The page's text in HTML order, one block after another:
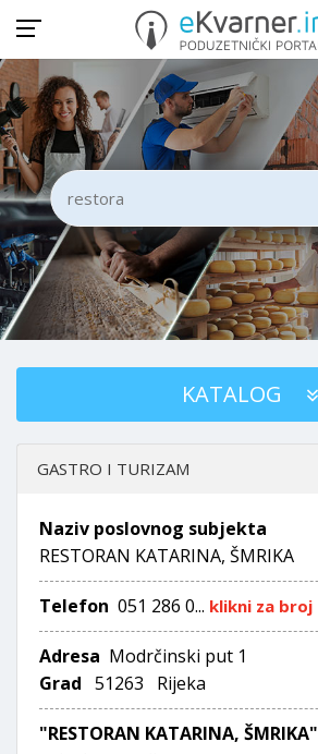
KATALOG
GASTRO I TURIZAM
Naziv poslovnog subjekta
RESTORAN KATARINA, ŠMRIKA
Telefon 051 286 0... klikni za broj
Adresa Modrčinski put 1
Grad 51263 Rijeka
"RESTORAN KATARINA, ŠMRIKA"